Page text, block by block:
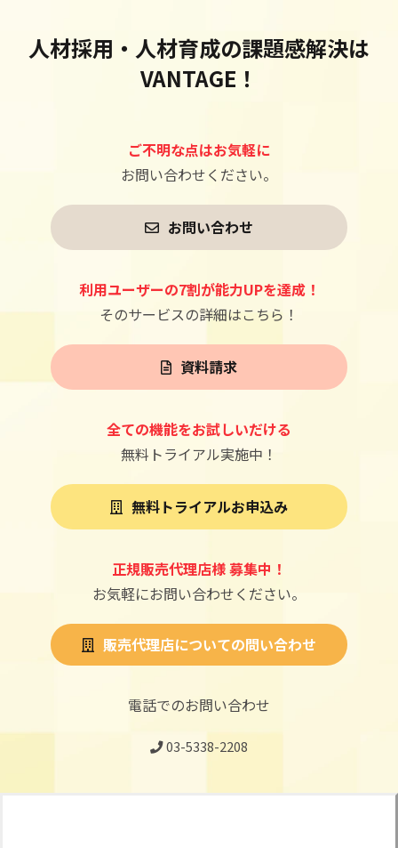
人材採用・人材育成の課題感解決は
VANTAGE！
ご不明な点はお気軽に
お問い合わせください。
お問い合わせ
利用ユーザーの7割が能力UPを達成！
そのサービスの詳細はこちら！
資料請求
全ての機能をお試しいだける
無料トライアル実施中！
無料トライアルお申込み
正規販売代理店様 募集中！
お気軽にお問い合わせください。
販売代理店についての問い合わせ
電話でのお問い合わせ
03-5338-2208